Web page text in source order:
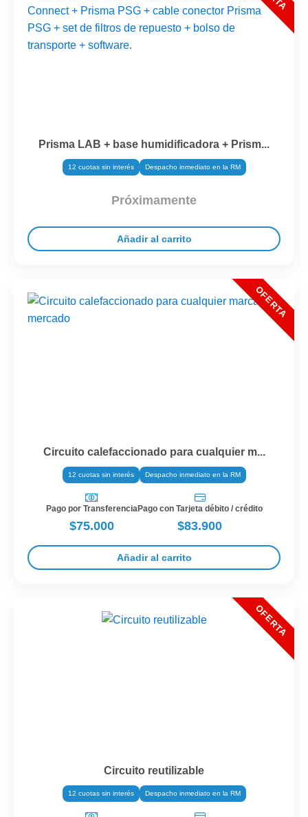
Prisma LAB + base humidificadora + Prism...
12 cuotas sin interés Despacho inmediato en la RM
Próximamente
Añadir al carrito
Circuito calefaccionado para cualquier m...
12 cuotas sin interés Despacho inmediato en la RM
Pago por Transferencia
$75.000
Pago con Tarjeta débito / crédito
$83.900
Añadir al carrito
Circuito reutilizable
12 cuotas sin interés Despacho inmediato en la RM